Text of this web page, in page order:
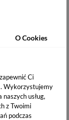
ul. Belgijska
38, e-mail:
O Cookies
Ci
. Wykorzystujemy
usług,
z Twoimi
podczas